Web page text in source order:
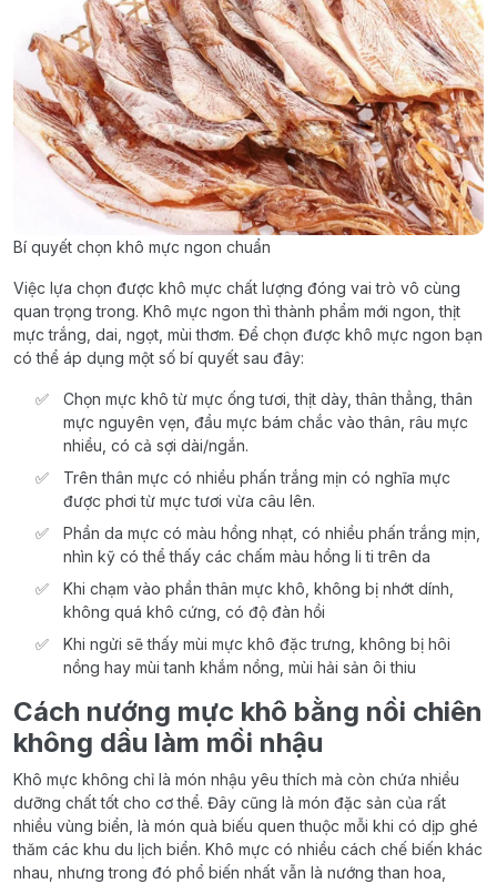
Bí quyết chọn khô mực ngon chuẩn
Việc lựa chọn được khô mực chất lượng đóng vai trò vô cùng
quan trọng trong. Khô mực ngon thì thành phẩm mới ngon, thịt
mực trắng, dai, ngọt, mùi thơm. Để chọn được khô mực ngon bạn
có thể áp dụng một số bí quyết sau đây:
Chọn mực khô từ mực ống tươi, thịt dày, thân thẳng, thân
mực nguyên vẹn, đầu mực bám chắc vào thân, râu mực
nhiều, có cả sợi dài/ngắn.
Trên thân mực có nhiều phấn trắng mịn có nghĩa mực
được phơi từ mực tươi vừa câu lên.
Phần da mực có màu hồng nhạt, có nhiều phấn trắng mịn,
nhìn kỹ có thể thấy các chấm màu hồng li ti trên da
Khi chạm vào phần thân mực khô, không bị nhớt dính,
không quá khô cứng, có độ đàn hồi
Khi ngửi sẽ thấy mùi mực khô đặc trưng, không bị hôi
nồng hay mùi tanh khắm nồng, mùi hải sản ôi thiu
Cách nướng mực khô bằng nồi chiên
không dầu làm mồi nhậu
Khô mực không chỉ là món nhậu yêu thích mà còn chứa nhiều
dưỡng chất tốt cho cơ thể. Đây cũng là món đặc sản của rất
nhiều vùng biển, là món quà biếu quen thuộc mỗi khi có dịp ghé
thăm các khu du lịch biển. Khô mực có nhiều cách chế biến khác
nhau, nhưng trong đó phổ biến nhất vẫn là nướng than hoa,